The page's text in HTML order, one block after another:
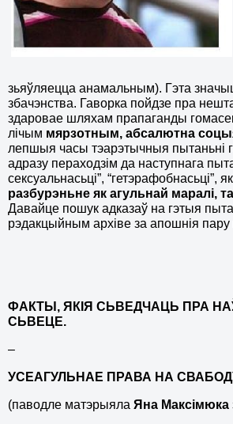
зьяўляецца анамальным). Гэта
збачэнства. Гаворка пойдзе пра
здаровае шляхам прапаганды
лічым мярзотным, абсалютна
лепшыя часы тэарэтычныя пытаньні
адразу пераходзім да наступнага
сексуальнасьці”,
разбурэньне як агульнай маралі,
Давайце пошук адказаў на гэтыя
рэдакцыйным архіве за апошнія
ФАКТЫ, ЯКІЯ СЬВЕДЧАЦЬ ПРА
СЬВЕЦЕ.
–
УСЕАГУЛЬНАЕ ПРАВА НА
(паводле матэрыялаЯна Максімюка